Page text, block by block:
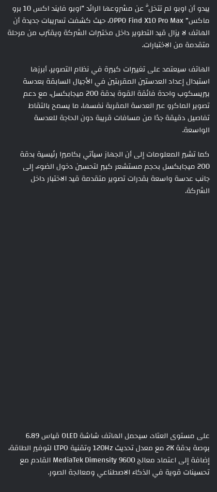
يبدو أن اوبو لم تتخلَّ عن مشروعها الرائد “اوبو فايند اكس 10 برو
ماكس” OPPO Find X10 Pro Max، حيث كشفت تسريبات جديدة أن
الهاتف لا يزال قيد التطوير داخل مختبرات الشركة ويقترب من مرحلة
متقدمة من الاختبارات.
الهاتف سيعتمد على تغييرات كبيرة في نظام التصوير، أبرزها
استبدال إعداد العدستين المقربتين في الأجيال السابقة بعدسة
بيريسكوب واحدة فائقة القوة بدقة 200 ميجابكسل، مع دعم
تصوير الماكرو عبر العدسة المقربة نفسها، ما يسمح بالتقاط
تفاصيل دقيقة جدًا من مسافات قريبة دون الحاجة للعدسة
الواسعة.
كما تشير المعلومات إلى أن الجهاز سيأتي بكاميرا رئيسية بدقة
200 ميجابكسل بحجم مستشعر كبير لتحسين دخول الضوء، إلى
جانب عدسة واسعة بقدرات تصوير متقدمة قيد الاختبار داخل
الشركة.
على مستوى العتاد، سيحمل الهاتف شاشة OLED قياس 6.89
بوصة بدقة 2K مع معدل تحديث 120Hz وتقنية LTPO لتوفير الطاقة،
إضافة إلى اعتماد معالج MediaTek Dimensity 9600 القادم مع
تحسينات قوية في الذكاء الاصطناعي ومعالجة الصور.